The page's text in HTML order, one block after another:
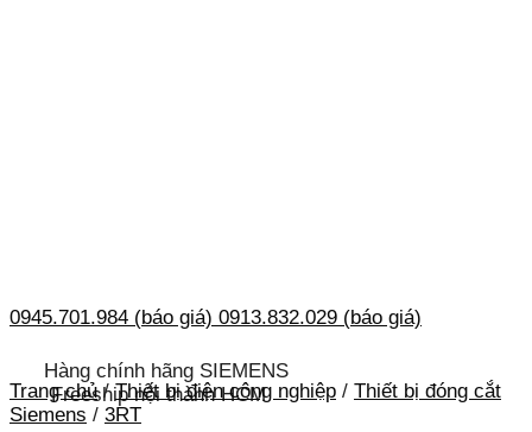
0945.701.984 (báo giá) 0913.832.029 (báo giá)
Hàng chính hãng SIEMENS
Freeship nội thành HCM
Trang chủ / Thiết bị điện công nghiệp / Thiết bị đóng cắt
Siemens / 3RT